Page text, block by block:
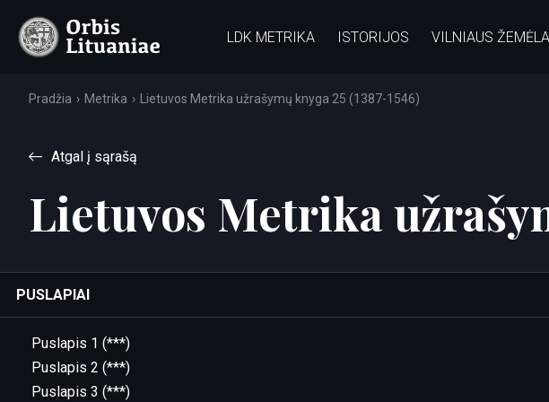
LDK METRIKA ISTORIJOS VILNIAUS
Pradžia Metrika Lietuvos Metrika užrašymų knyga 25 (1387-1546)
Atgal į sąrašą
Lietuvos Metrika
PUSLAPIAI
Puslapis 1 (***)
Puslapis 2 (***)
Puslapis 3 (***)